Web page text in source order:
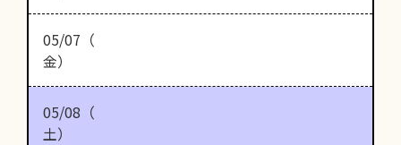
05/07（
金）
05/08（
土）